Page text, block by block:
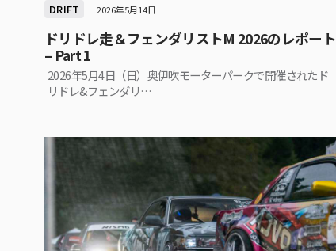
DRIFT 2026年5月14日
ドリドレ走＆フェンダリストM 2026のレポート
– Part 1
2026年5月4日（日）奥伊吹モーターパークで開催されたド
リドレ&フェンダリ…